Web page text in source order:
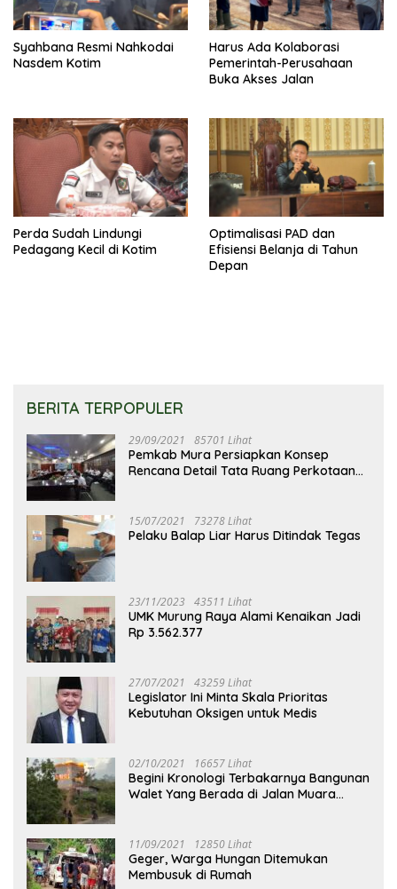
Syahbana Resmi Nahkodai
Nasdem Kotim
Harus Ada Kolaborasi
Pemerintah-Perusahaan
Buka Akses Jalan
Perda Sudah Lindungi
Pedagang Kecil di Kotim
Optimalisasi PAD dan
Efisiensi Belanja di Tahun
Depan
BERITA TERPOPULER
29/09/2021 85701 Lihat
Pemkab Mura Persiapkan Konsep
Rencana Detail Tata Ruang Perkotaan
15/07/2021 73278 Lihat
Pelaku Balap Liar Harus Ditindak Tegas
23/11/2023 43511 Lihat
UMK Murung Raya Alami Kenaikan Jadi
Rp 3.562.377
27/07/2021 43259 Lihat
Legislator Ini Minta Skala Prioritas
Kebutuhan Oksigen untuk Medis
02/10/2021 16657 Lihat
Begini Kronologi Terbakarnya Bangunan
Walet Yang Berada di Jalan Muara
11/09/2021 12850 Lihat
Geger, Warga Hungan Ditemukan
Membusuk di Rumah